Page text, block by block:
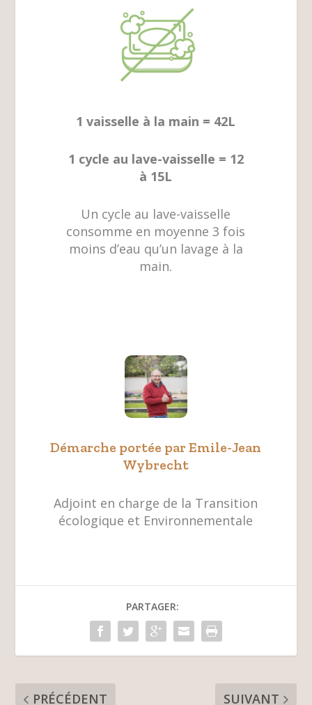
1 vaisselle à la main = 42L
1 cycle au lave-vaisselle = 12
à 15L
Un cycle au lave-vaisselle
consomme en moyenne 3 fois
moins d’eau qu’un lavage à la
main.
Démarche portée par Emile-Jean
Wybrecht
Adjoint en charge de la Transition
écologique et Environnementale
PARTAGER:
PRÉCÉDENT SUIVANT